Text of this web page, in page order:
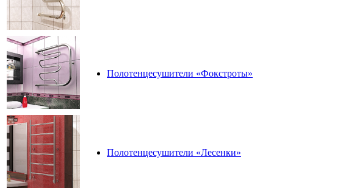
Полотенцесушители «Фокстроты»
Полотенцесушители «Лесенки»